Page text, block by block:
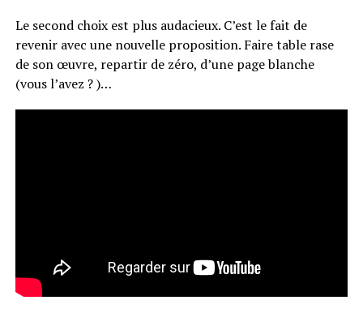
Le second choix est plus audacieux. C’est le fait de
revenir avec une nouvelle proposition. Faire table rase
de son œuvre, repartir de zéro, d’une page blanche
(vous l’avez ? )…